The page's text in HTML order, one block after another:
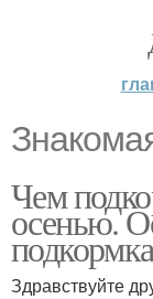
Чем
осенью.
Здравствуйте